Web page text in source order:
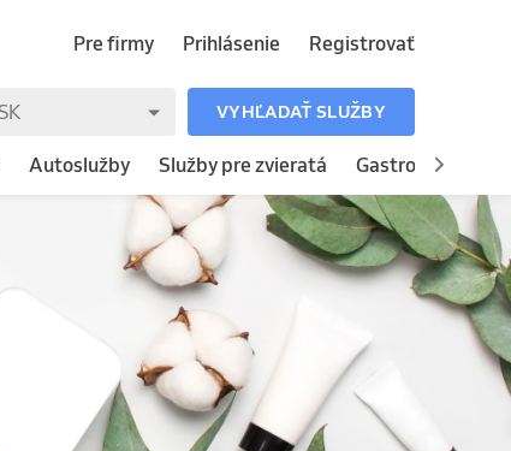
Pre firmy Prihlásenie Registrovať
VYHĽADAŤ SLUŽBY
Autoslužby Služby pre zvieratá Gastronómia